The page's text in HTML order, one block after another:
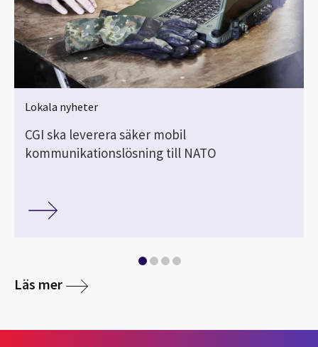
Lokala nyheter
CGI ska leverera säker mobil
kommunikationslösning till NATO
Läs mer